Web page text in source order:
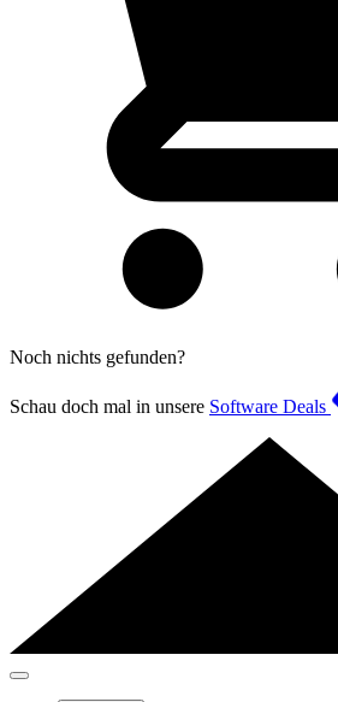
Noch nichts gefunden?
Schau doch mal in unsere Software Deals